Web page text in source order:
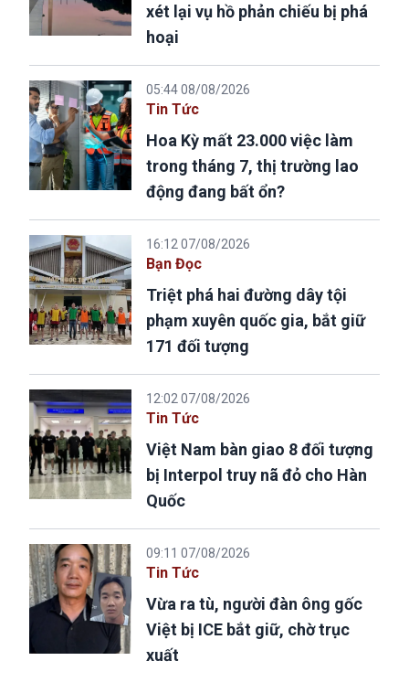
xét lại vụ hồ phản chiếu bị phá
hoại
05:44 08/08/2026
Tin Tức
Hoa Kỳ mất 23.000 việc làm
trong tháng 7, thị trường lao
động đang bất ổn?
16:12 07/08/2026
Bạn Đọc
Triệt phá hai đường dây tội
phạm xuyên quốc gia, bắt giữ
171 đối tượng
12:02 07/08/2026
Tin Tức
Việt Nam bàn giao 8 đối tượng
bị Interpol truy nã đỏ cho Hàn
Quốc
09:11 07/08/2026
Tin Tức
Vừa ra tù, người đàn ông gốc
Việt bị ICE bắt giữ, chờ trục
xuất